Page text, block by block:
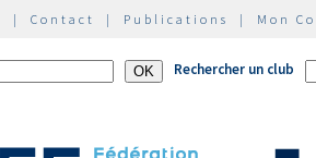
| Contact | Publications | Mon
Rechercher un club